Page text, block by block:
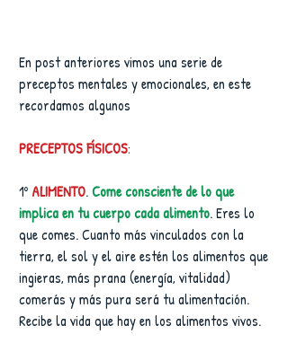
En post anteriores vimos una serie de
preceptos mentales y emocionales, en este
recordamos algunos
PRECEPTOS FÍSICOS:
1º ALIMENTO. Come consciente de lo que
implica en tu cuerpo cada alimento. Eres lo
que comes. Cuanto más vinculados con la
tierra, el sol y el aire estén los alimentos que
ingieras, más prana (energía, vitalidad)
comerás y más pura será tu alimentación.
Recibe la vida que hay en los alimentos vivos.